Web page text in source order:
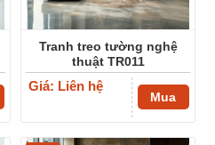
Tranh treo tường nghệ
thuật TR011
Giá: Liên hệ
Mua